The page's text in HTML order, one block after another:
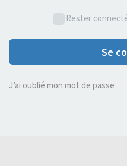
Rester
Se
J’ai oublié mon mot de passe